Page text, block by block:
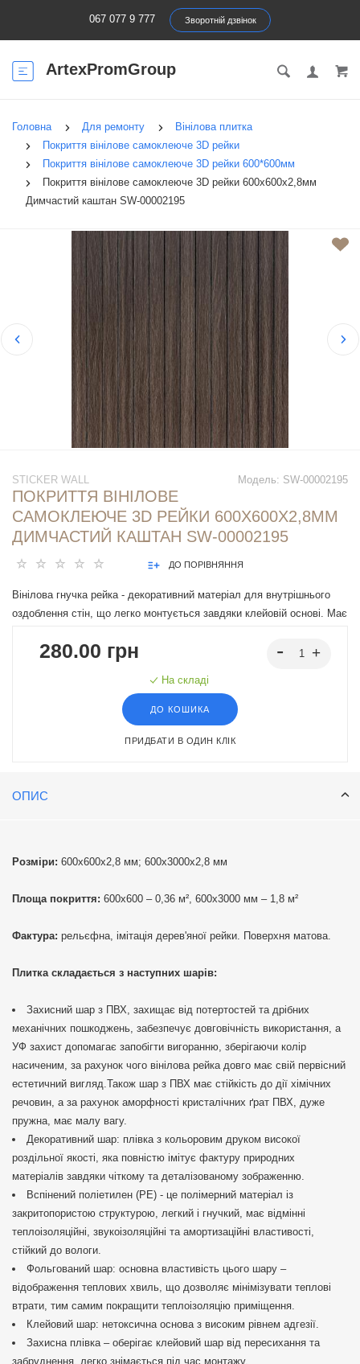
067 077 9 777 Зворотній дзвінок
ArtexPromGroup
Головна Для ремонту
Вінілова плитка
Покриття вінілове самоклеюче 3D рейки
Покриття вінілове самоклеюче 3D рейки 600*600мм
Покриття вінілове самоклеюче 3D рейки 600х600х2,8мм
Димчастий каштан SW-00002195
Модель: SW-00002195
STICKER WALL
ПОКРИТТЯ ВІНІЛОВЕ
САМОКЛЕЮЧЕ 3D РЕЙКИ 600Х600Х2,8ММ
ДИМЧАСТИЙ КАШТАН SW-00002195
ДО ПОРІВНЯННЯ
Вінілова гнучка рейка - декоративний матеріал для внутрішнього
оздоблення стін, що легко монтується завдяки клейовій основі. Має
інтер'єрні рішення.
280.00 грн
На складі
ДО КОШИКА
ПРИДБАТИ В ОДИН КЛІК
ОПИС
Розміри: 600х600х2,8 мм; 600х3000х2,8 мм
Площа покриття: 600х600 – 0,36 м², 600х3000 мм – 1,8 м²
Фактура: рельєфна, імітація дерев'яної рейки. Поверхня матова.
Плитка складається з наступних шарів:
Захисний шар з ПВХ, захищає від потертостей та дрібних
механічних пошкоджень, забезпечує довговічність використання, а
УФ захист допомагає запобігти вигоранню, зберігаючи колір
насиченим, за рахунок чого вінілова рейка довго має свій первісний
естетичний вигляд.Також шар з ПВХ має стійкість до дії хімічних
речовин, а за рахунок аморфності кристалічних ґрат ПВХ, дуже
пружна, має малу вагу.
Декоративний шар: плівка з кольоровим друком високої
роздільної якості, яка повністю імітує фактуру природних
матеріалів завдяки чіткому та деталізованому зображенню.
Вспінений поліетилен (РЕ) - це полімерний матеріал із
закритопористою структурою, легкий і гнучкий, має відмінні
теплоізоляційні, звукоізоляційні та амортизаційні властивості,
стійкий до вологи.
Фольгований шар: основна властивість цього шару –
відображення теплових хвиль, що дозволяє мінімізувати теплові
втрати, тим самим покращити теплоізоляцію приміщення.
Клейовий шар: нетоксична основа з високим рівнем адгезії.
Захисна плівка – оберігає клейовий шар від пересихання та
забруднення, легко знімається під час монтажу.